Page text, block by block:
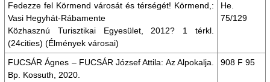
Fedezze fel Körmend városát és térségét! Körmend,:
Vasi Hegyhát-Rábamente
Közhasznú Turisztikai Egyesület, 2012? 1 térkl.
(24cities) (Élmények városai)
He.
75/129
FUCSÁR Ágnes – FUCSÁR József Attila: Az Alpokalja.
Bp. Kossuth, 2020.
908 F 95